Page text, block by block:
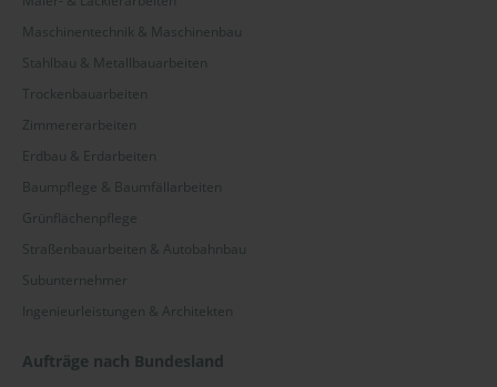
Maschinentechnik & Maschinenbau
Stahlbau & Metallbauarbeiten
Trockenbauarbeiten
Zimmererarbeiten
Erdbau & Erdarbeiten
Baumpflege & Baumfällarbeiten
Grünflächenpflege
Straßenbauarbeiten & Autobahnbau
Subunternehmer
Ingenieurleistungen & Architekten
Aufträge nach Bundesland